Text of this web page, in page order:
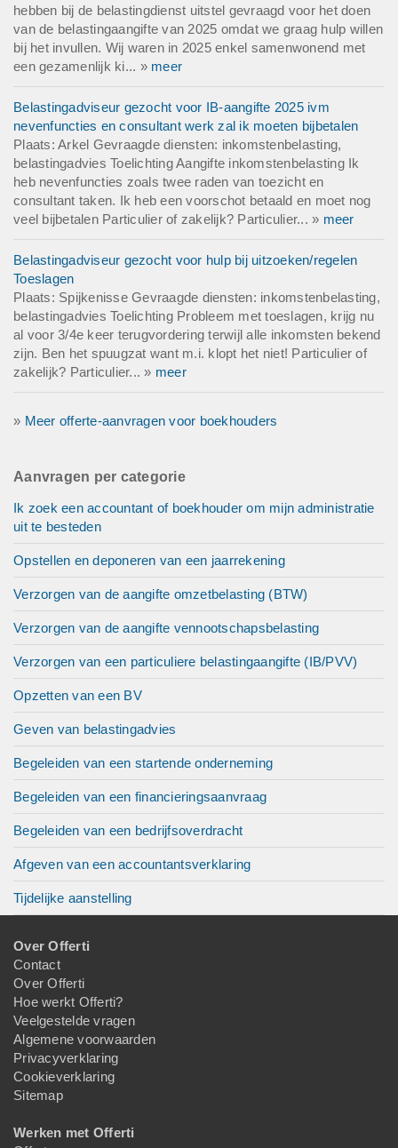
hebben bij de belastingdienst uitstel gevraagd voor het doen
van de belastingaangifte van 2025 omdat we graag hulp willen
bij het invullen. Wij waren in 2025 enkel samenwonend met
een gezamenlijk ki... » meer
Belastingadviseur gezocht voor IB-aangifte 2025 ivm
nevenfuncties en consultant werk zal ik moeten bijbetalen
Plaats: Arkel Gevraagde diensten: inkomstenbelasting,
belastingadvies Toelichting Aangifte inkomstenbelasting Ik
heb nevenfuncties zoals twee raden van toezicht en
consultant taken. Ik heb een voorschot betaald en moet nog
veel bijbetalen Particulier of zakelijk? Particulier... » meer
Belastingadviseur gezocht voor hulp bij uitzoeken/regelen
Toeslagen
Plaats: Spijkenisse Gevraagde diensten: inkomstenbelasting,
belastingadvies Toelichting Probleem met toeslagen, krijg nu
al voor 3/4e keer terugvordering terwijl alle inkomsten bekend
zijn. Ben het spuugzat want m.i. klopt het niet! Particulier of
zakelijk? Particulier... » meer
» Meer offerte-aanvragen voor boekhouders
Aanvragen per categorie
Ik zoek een accountant of boekhouder om mijn administratie
uit te besteden
Opstellen en deponeren van een jaarrekening
Verzorgen van de aangifte omzetbelasting (BTW)
Verzorgen van de aangifte vennootschapsbelasting
Verzorgen van een particuliere belastingaangifte (IB/PVV)
Opzetten van een BV
Geven van belastingadvies
Begeleiden van een startende onderneming
Begeleiden van een financieringsaanvraag
Begeleiden van een bedrijfsoverdracht
Afgeven van een accountantsverklaring
Tijdelijke aanstelling
Over Offerti
Contact
Over Offerti
Hoe werkt Offerti?
Veelgestelde vragen
Algemene voorwaarden
Privacyverklaring
Cookieverklaring
Sitemap
Werken met Offerti